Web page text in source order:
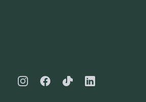
InstagramFacebook
Tiktok Linkedin